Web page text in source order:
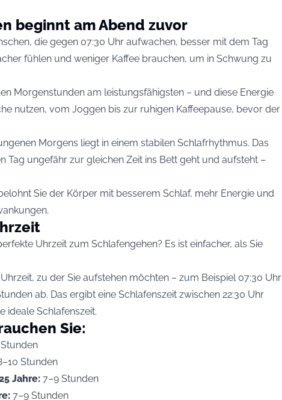
beginnt am Abend zuvor
die gegen 07:30 Uhr aufwachen, besser mit dem Tag
fühlen und weniger Kaffee brauchen, um in Schwung zu
Morgenstunden am leistungsfähigsten – und diese Energie
nutzen, vom Joggen bis zur ruhigen Kaffeepause, bevor der
Morgens liegt in einem stabilen Schlafrhythmus. Das
Tag ungefähr zur gleichen Zeit ins Bett geht und aufsteht –
Sie der Körper mit besserem Schlaf, mehr Energie und
Uhrzeit zum Schlafengehen? Es ist einfacher, als Sie
zu der Sie aufstehen möchten – zum Beispiel 07:30 Uhr
ab. Das ergibt eine Schlafenszeit zwischen 22:30 Uhr
ideale Schlafenszeit.
Sie:
Stunden
Stunden
Jahre: 7–9 Stunden
7–9 Stunden